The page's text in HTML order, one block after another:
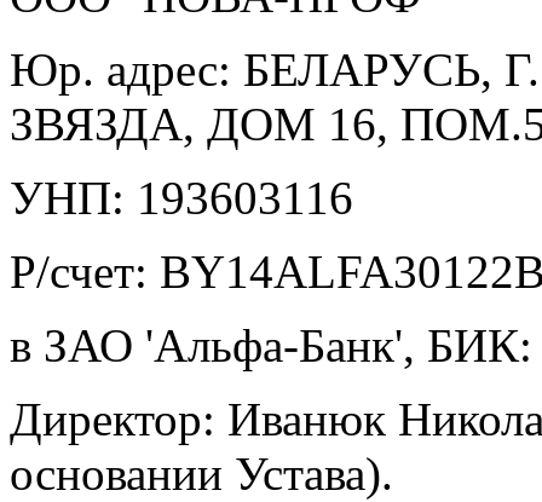
Юр. адрес: БЕЛАРУСЬ,
ЗВЯЗДА, ДОМ 16,
УНП: 193603116
Р/счет:
в ЗАО 'Альфа-Банк',
Директор: Иванюк
основании Устава).